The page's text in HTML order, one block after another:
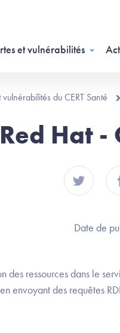
et vulnérabilités
du CERT Santé
Red Hat -
Date de
des ressources dans le
envoyant des requêtes